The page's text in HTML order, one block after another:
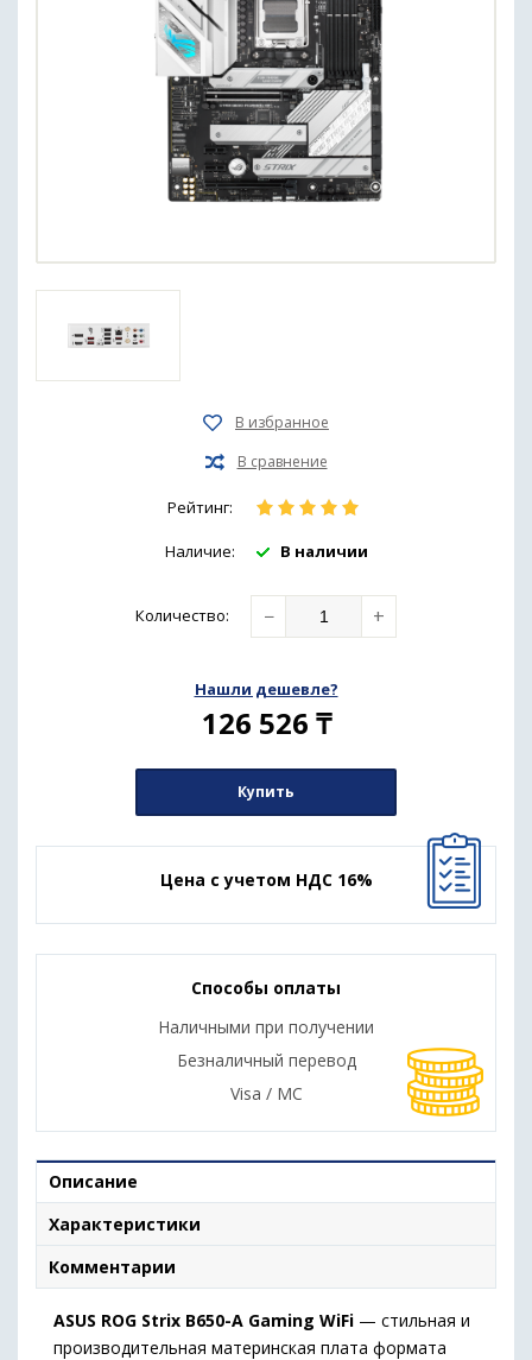
Рейтинг:
Наличие: В наличии
Количество: − +
Нашли дешевле?
126 526 ₸
Купить
Цена с учетом НДС 16%
Способы оплаты
Наличными при получении
Безналичный перевод
Visa / MC
Описание
Характеристики
Комментарии
ASUS ROG Strix B650-A Gaming WiFi — стильная и
производительная материнская плата формата